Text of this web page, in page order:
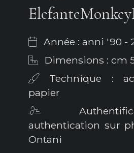
Année : anni '90 -
Dimensions : cm
Technique :
papier
authentication sur
Ontani